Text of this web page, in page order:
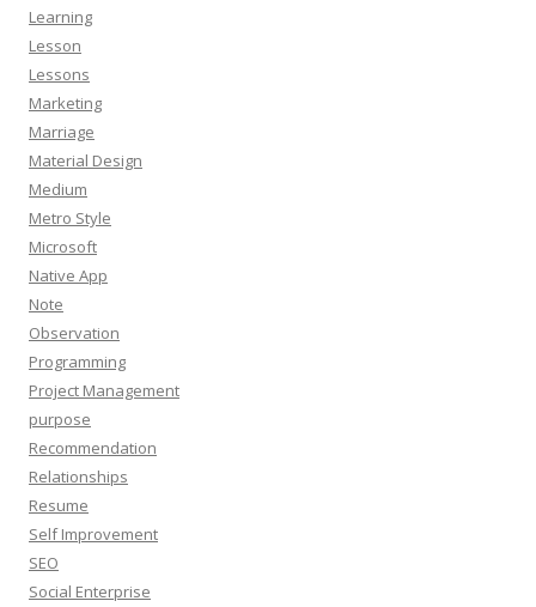
Learning
Lesson
Lessons
Marketing
Marriage
Material Design
Medium
Metro Style
Microsoft
Native App
Note
Observation
Programming
Project Management
purpose
Recommendation
Relationships
Resume
Self Improvement
SEO
Social Enterprise